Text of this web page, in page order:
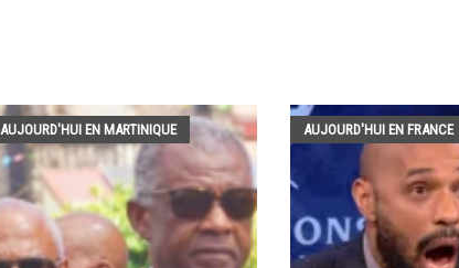
AUJOURD'HUI EN MARTINIQUE AUJOURD'HUI EN FRANCE